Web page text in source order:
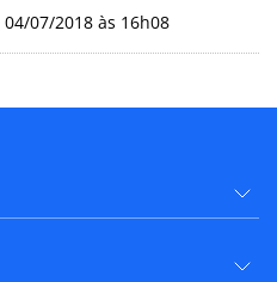
04/07/2018 às 16h08